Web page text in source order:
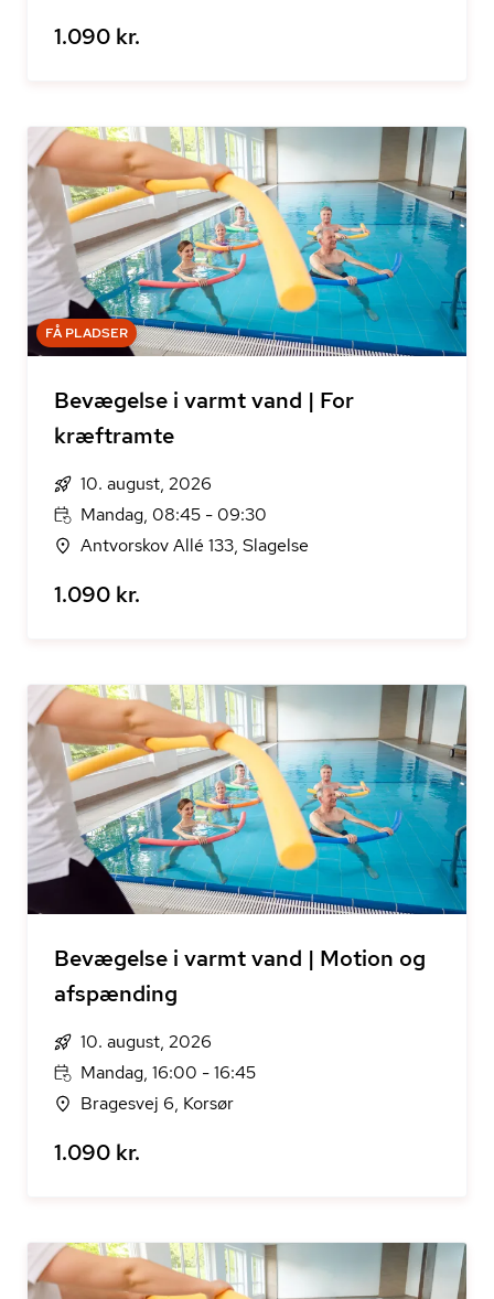
1.090 kr.
FÅ PLADSER
Bevægelse i varmt vand | For
kræftramte
10. august, 2026
Mandag, 08:45 - 09:30
Antvorskov Allé 133, Slagelse
1.090 kr.
Bevægelse i varmt vand | Motion og
afspænding
10. august, 2026
Mandag, 16:00 - 16:45
Bragesvej 6, Korsør
1.090 kr.